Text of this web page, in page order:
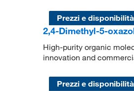
Prezzi e
2,4-Dimethyl-5-
High-purity organic
innovation and
Prezzi e